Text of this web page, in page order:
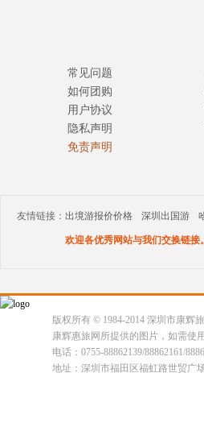
常见问题
如何团购
用户协议
隐私声明
免责声明
友情链接： 出境游报价价格 深圳出国游
欢迎各优秀网站与我们交换链接
版权所有 © 1984-2014 深圳市康辉
康辉惠旅网所提供的图片，如需使
电话：0755-88862139/88862161/
地址：深圳市福田区福虹路世贸广